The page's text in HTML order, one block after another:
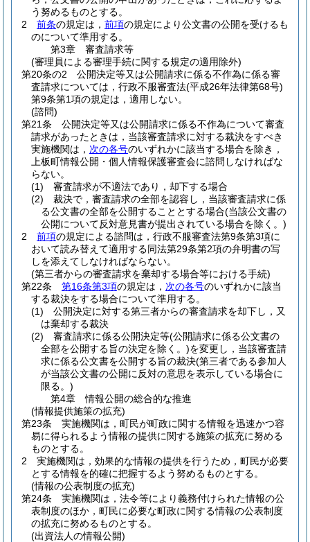
う努めるものとする。
2
前条の規定は， 前項の規定により公文書の公開を受けるも
のについて準用する。
第3章
審査請求等
(審理員による審理手続に関する規定の適用除外)
第20条の2
公開決定等又は公開請求に係る不作為に係る審
査請求については，行政不服審査法(平成26年法律第68号)
第9条第1項の規定は，適用しない。
(諮問)
第21条
公開決定等又は公開請求に係る不作為について審査
請求があったときは，当該審査請求に対する裁決をすべき
実施機関は， 次の各号のいずれかに該当する場合を除き，
上板町情報公開・個人情報保護審査会に諮問しなければな
らない。
(1)
審査請求が不適法であり，却下する場合
(2)
裁決で，審査請求の全部を認容し，当該審査請求に係
る公文書の全部を公開することとする場合(当該公文書の
公開について反対意見書が提出されている場合を除く。)
2
前項の規定による諮問は，行政不服審査法第9条第3項に
おいて読み替えて適用する同法第29条第2項の弁明書の写
しを添えてしなければならない。
(第三者からの審査請求を棄却する場合等における手続)
第22条
第16条第3項の規定は， 次の各号のいずれかに該当
する裁決をする場合について準用する。
(1)
公開決定に対する第三者からの審査請求を却下し，又
は棄却する裁決
(2)
審査請求に係る公開決定等(公開請求に係る公文書の
全部を公開する旨の決定を除く。)を変更し，当該審査請
求に係る公文書を公開する旨の裁決(第三者である参加人
が当該公文書の公開に反対の意思を表示している場合に
限る。)
第4章
情報公開の総合的な推進
(情報提供施策の拡充)
第23条
実施機関は，町民が町政に関する情報を迅速かつ容
易に得られるよう情報の提供に関する施策の拡充に努める
ものとする。
2
実施機関は，効果的な情報の提供を行うため，町民が必要
とする情報を的確に把握するよう努めるものとする。
(情報の公表制度の拡充)
第24条
実施機関は，法令等により義務付けられた情報の公
表制度のほか，町民に必要な町政に関する情報の公表制度
の拡充に努めるものとする。
(出資法人の情報公開)